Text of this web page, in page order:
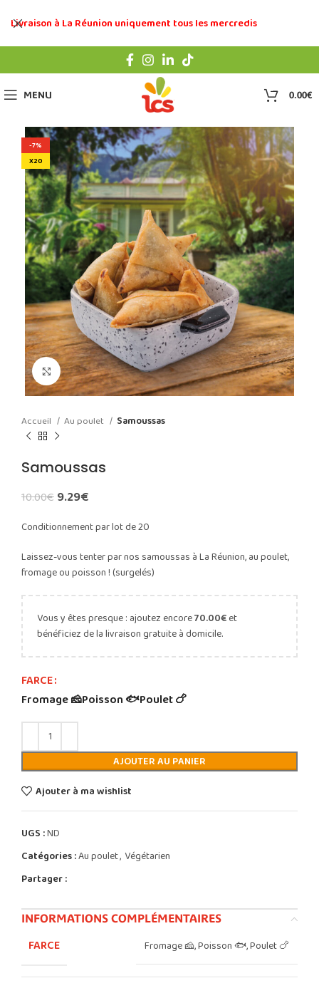
MENU 0 0.00€
-7%
X20
Agrandir l'image
Accueil Au poulet Samoussas
Samoussas
10.00€9.29€
Conditionnement par lot de 20
Laissez-vous tenter par nos samoussas à La Réunion, au poulet,
fromage ou poisson ! (surgelés)
Vous y êtes presque : ajoutez encore70.00€et
bénéficiez de la livraison gratuite à domicile.
FARCE
Fromage 🧀Poisson 🐟Poulet 🍗
AJOUTER AU PANIER
Ajouter à ma wishlist
UGS :ND
Catégories :Au poulet, Végétarien
Partager :
INFORMATIONS COMPLÉMENTAIRES
FARCE Fromage 🧀, Poisson 🐟, Poulet 🍗
Livraison à La Réunion uniquement tous les mercredis